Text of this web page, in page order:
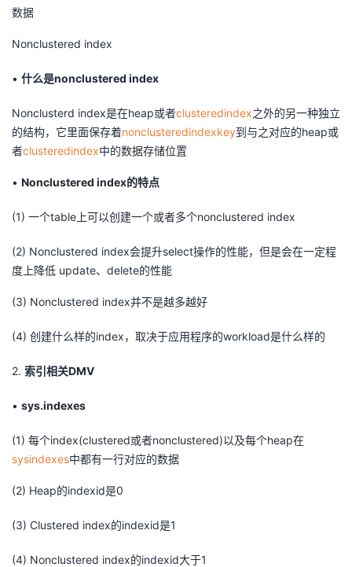
数据
Nonclustered index
• 什么是nonclustered index
Nonclusterd index是在heap或者clusteredindex之外的另一种独立
的结构，它里面保存着nonclusteredindexkey到与之对应的heap或
者clusteredindex中的数据存储位置
• Nonclustered index的特点
(1) 一个table上可以创建一个或者多个nonclustered index
(2) Nonclustered index会提升select操作的性能，但是会在一定程
度上降低 update、delete的性能
(3) Nonclustered index并不是越多越好
(4) 创建什么样的index，取决于应用程序的workload是什么样的
2. 索引相关DMV
• sys.indexes
(1) 每个index(clustered或者nonclustered)以及每个heap在
sysindexes中都有一行对应的数据
(2) Heap的indexid是0
(3) Clustered index的indexid是1
(4) Nonclustered index的indexid大于1